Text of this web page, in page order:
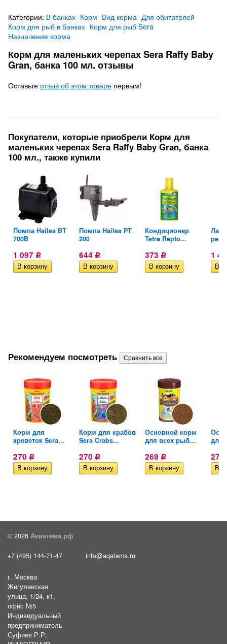
Категории: В банках Корм Вид корма Для обитателей
Корм для рыб в банках Корм для рыб Sera
Назначение корма
Корм для маленьких черепах Sera Raffy Baby
Gran, банка 100 мл. отзывы
Оставьте отзыв об этом товаре первым!
Покупатели, которые приобрели Корм для
маленьких черепах Sera Raffy Baby Gran, банка
100 мл., также купили
Помпа Hailea BT
700B
1 097 Р
Помпа Hailea PT
200
644 Р
Кондиционер
Tetra Repto...
373 Р 1
Рекомендуем посмотреть
Корм для
креветок Sera...
270 Р
Корм для крабов
Sera Crabs...
270 Р
Основной корм
для всех рыб...
269 Р
для
272
© 2026 Акватема.рф
+7 (495) 144-71-47 info@aqatema.ru
г. Москва
Жигулевская
улица, 1/24, к1,
офис №5
Индивидуальный
предприниматель
Суфиев Р.Р.